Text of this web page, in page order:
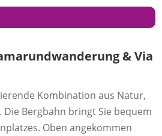
& Via
Kombination aus Natur,
Die Bergbahn bringt Sie bequem
Oben angekommen